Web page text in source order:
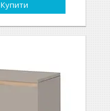
Купити